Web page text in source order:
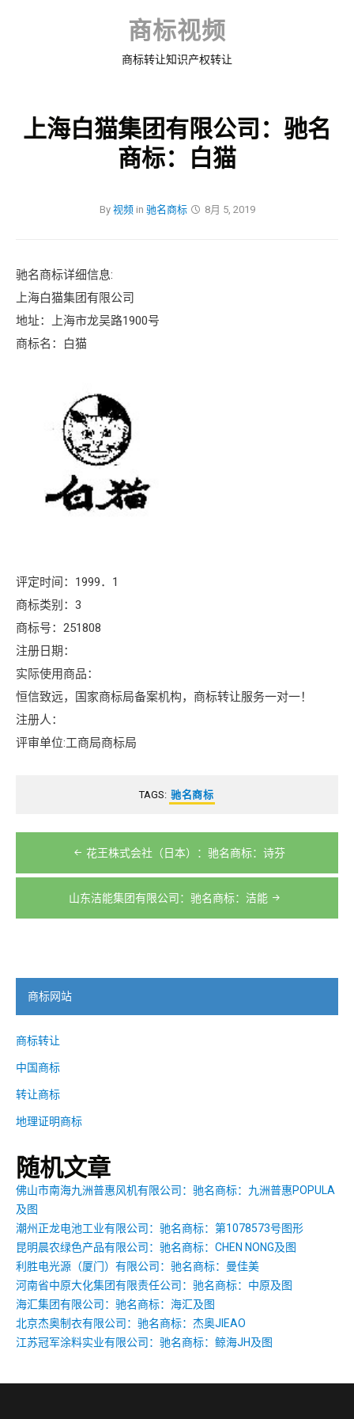
to
content
商标视频
商标转让知识产权转让
上海白猫集团有限公司：驰名
商标：白猫
By 视频in 驰名商标 8月 5, 2019
驰名商标详细信息:
上海白猫集团有限公司
地址：上海市龙吴路1900号
商标名：白猫
评定时间：1999．1
商标类别：3
商标号：251808
注册日期：
实际使用商品：
恒信致远，国家商标局备案机构，商标转让服务一对一！
注册人：
评审单位:工商局商标局
TAGS: 驰名商标
章
花王株式会社（日本）：驰名商标：诗芬
山东洁能集团有限公司：驰名商标：洁能
商标网站
商标转让
中国商标
转让商标
地理证明商标
随机文章
佛山市南海九洲普惠风机有限公司：驰名商标：九洲普惠POPULA
及图
潮州正龙电池工业有限公司：驰名商标：第1078573号图形
昆明晨农绿色产品有限公司：驰名商标：CHEN NONG及图
利胜电光源（厦门）有限公司：驰名商标：曼佳美
河南省中原大化集团有限责任公司：驰名商标：中原及图
海汇集团有限公司：驰名商标：海汇及图
北京杰奥制衣有限公司：驰名商标：杰奥JIEAO
江苏冠军涂料实业有限公司：驰名商标：鲸海JH及图